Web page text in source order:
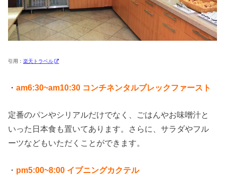
引用：楽天トラベル
・am6:30~am10:30 コンチネンタルブレックファースト
定番のパンやシリアルだけでなく、ごはんやお味噌汁と
いった日本食も置いてあります。さらに、サラダやフル
ーツなどもいただくことができます。
・ pm5:00~8:00 イブニングカクテル